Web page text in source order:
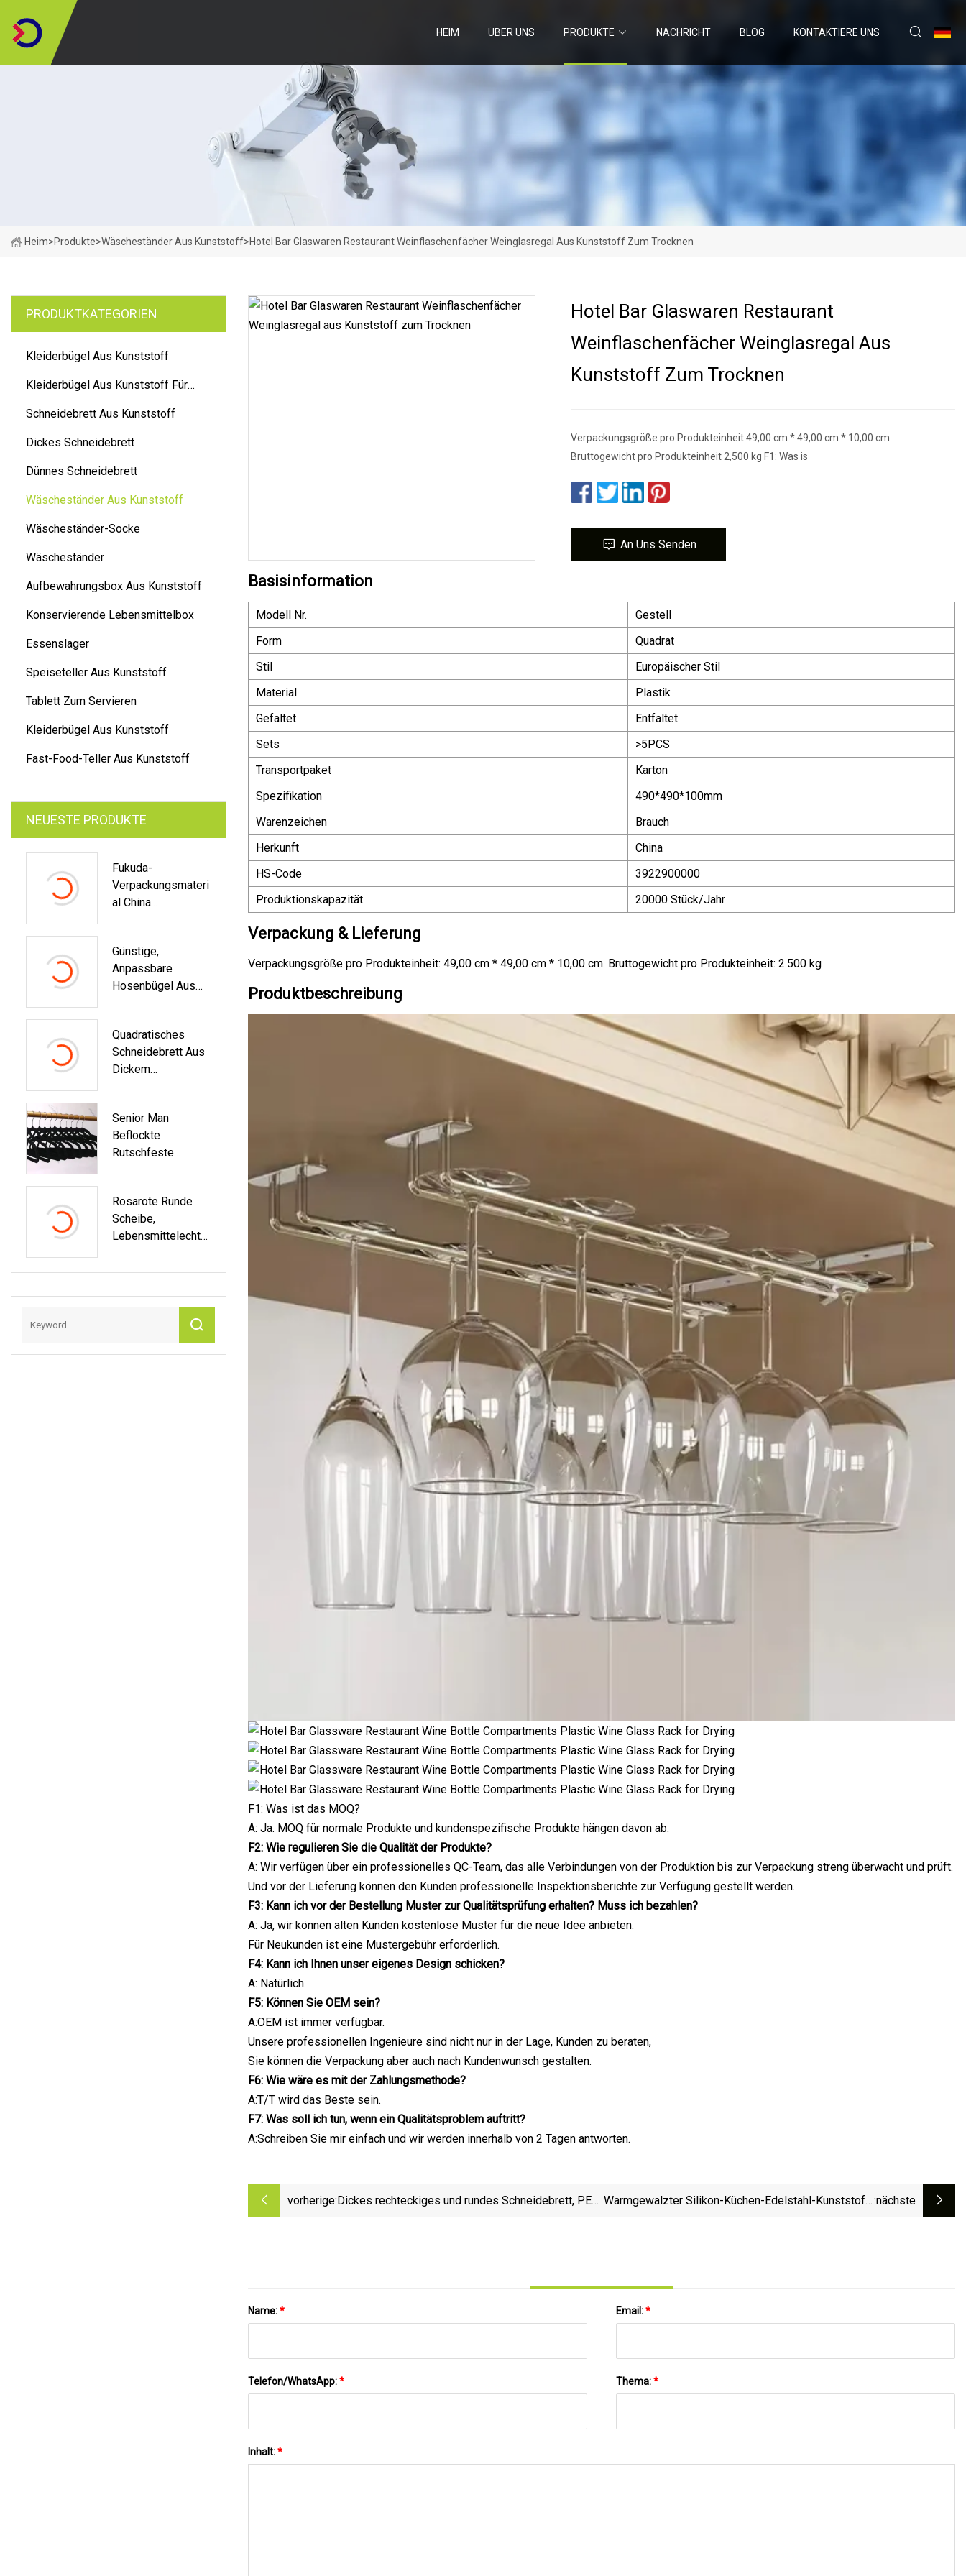
HEIM ÜBER UNS PRODUKTE NACHRICHT BLOG KONTAKTIERE UNS
Heim>Produkte>Wäscheständer Aus Kunststoff>Hotel Bar Glaswaren Restaurant Weinflaschenfächer Weinglasregal Aus Kunststoff Zum Trocknen
PRODUKTKATEGORIEN
Kleiderbügel Aus Kunststoff
Kleiderbügel Aus Kunststoff Für
Schneidebrett Aus Kunststoff
Dickes Schneidebrett
Dünnes Schneidebrett
Wäscheständer Aus Kunststoff
Wäscheständer-Socke
Wäscheständer
Aufbewahrungsbox Aus Kunststoff
Konservierende Lebensmittelbox
Essenslager
Speiseteller Aus Kunststoff
Tablett Zum Servieren
Kleiderbügel Aus Kunststoff
Fast-Food-Teller Aus Kunststoff
NEUESTE PRODUKTE
Fukuda-
Verpackungsmateri
Al China
Frischekonservieru
Ng
Lebensmittelaufbe
Muster Verfügbar
PLA-
Lebensmittelbehält
Günstige,
Anpassbare
Hosenbügel Aus
Quadratisches
Schneidebrett Aus
Dickem
Holzschneidebrett
Senior Man
Beflockte
Rutschfeste
Samtgold-
Kleiderbügel
Rosarote Runde
Scheibe,
Lebensmittelechter
Umweltfreundlicher
Abendessenteller,
Ovaler Teller Für
Hotel Bar Glaswaren Restaurant
Weinflaschenfächer Weinglasregal Aus
Kunststoff Zum Trocknen
Verpackungsgröße pro Produkteinheit 49,00 cm * 49,00 cm * 10,00 cm
Bruttogewicht pro Produkteinheit 2,500 kg F1: Was is
An Uns Senden
Basisinformation
Modell Nr.
Gestell
Form
Quadrat
Stil
Europäischer Stil
Material
Plastik
Gefaltet
Entfaltet
Sets
>5PCS
Transportpaket
Karton
Spezifikation
490*490*100mm
Warenzeichen
Brauch
Herkunft
China
HS-Code
3922900000
Produktionskapazität
20000 Stück/Jahr
Verpackung & Lieferung
Verpackungsgröße pro Produkteinheit: 49,00 cm * 49,00 cm * 10,00 cm. Bruttogewicht pro Produkteinheit: 2.500 kg
Produktbeschreibung
F1: Was ist das MOQ?
A: Ja. MOQ für normale Produkte und kundenspezifische Produkte hängen davon ab.
F2: Wie regulieren Sie die Qualität der Produkte?
A: Wir verfügen über ein professionelles QC-Team, das alle Verbindungen von der Produktion bis zur Verpackung streng überwacht und prüft.
Und vor der Lieferung können den Kunden professionelle Inspektionsberichte zur Verfügung gestellt werden.
F3: Kann ich vor der Bestellung Muster zur Qualitätsprüfung erhalten? Muss ich bezahlen?
A: Ja, wir können alten Kunden kostenlose Muster für die neue Idee anbieten.
Für Neukunden ist eine Mustergebühr erforderlich.
F4: Kann ich Ihnen unser eigenes Design schicken?
A: Natürlich.
F5: Können Sie OEM sein?
A:OEM ist immer verfügbar.
Unsere professionellen Ingenieure sind nicht nur in der Lage, Kunden zu beraten,
Sie können die Verpackung aber auch nach Kundenwunsch gestalten.
F6: Wie wäre es mit der Zahlungsmethode?
A:T/T wird das Beste sein.
F7: Was soll ich tun, wenn ein Qualitätsproblem auftritt?
A:Schreiben Sie mir einfach und wir werden innerhalb von 2 Tagen antworten.
vorherige:Dickes rechteckiges und rundes Schneidebrett, PE- Warmgewalzter Silikon-Küchen-Edelstahl-Kunststoff-:nächste
Name:* Email:*
Telefon/WhatsApp:* Thema:*
Inhalt:*